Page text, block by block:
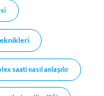
saati nasıl anlaşılır